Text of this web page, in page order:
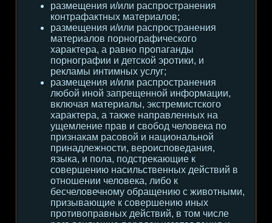
размещения и/или распространения
контрафактных материалов;
размещения и/или распространения
материалов порнографического
характера, а равно пропаганды
порнографии и детской эротики, и
рекламы интимных услуг;
размещения и/или распространения
любой иной запрещенной информации,
включая материалы, экстремистского
характера, а также направленных на
ущемление прав и свобод человека по
признакам расовой и национальной
принадлежности, вероисповедания,
языка, и пола, подстрекающие к
совершению насильственных действий в
отношении человека, либо к
бесчеловечному обращению с животными,
призывающие к совершению иных
противоправных действий, в том числе